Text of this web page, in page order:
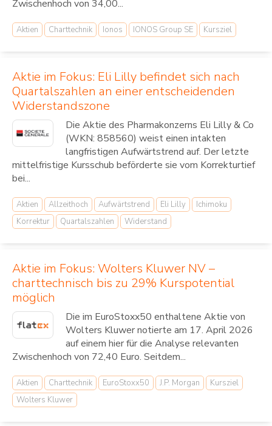
Zwischenhoch von 34,00...
Aktien Charttechnik Ionos IONOS Group SE Kursziel
Aktie im Fokus: Eli Lilly befindet sich nach
Quartalszahlen an einer entscheidenden
Widerstandszone
Die Aktie des Pharmakonzerns Eli Lilly & Co
(WKN: 858560) weist einen intakten
langfristigen Aufwärtstrend auf. Der letzte
mittelfristige Kursschub beförderte sie vom Korrekturtief
bei...
Aktien Allzeithoch Aufwärtstrend Eli Lilly
Ichimoku
Korrektur
Quartalszahlen Widerstand
Aktie im Fokus: Wolters Kluwer NV –
charttechnisch bis zu 29% Kurspotential
möglich
Die im EuroStoxx50 enthaltene Aktie von
Wolters Kluwer notierte am 17. April 2026
auf einem hier für die Analyse relevanten
Zwischenhoch von 72,40 Euro. Seitdem...
Aktien Charttechnik EuroStoxx50 J.P. Morgan
Kursziel
Wolters Kluwer